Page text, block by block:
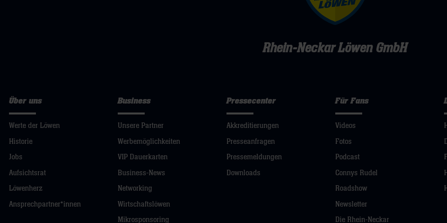
Rhein-Neckar Löwen GmbH
Über uns
Werte der Löwen
Historie
Jobs
Aufsichtsrat
Löwenherz
Ansprechpartner*innen
Business
Unsere Partner
Werbemöglichkeiten
VIP Dauerkarten
Business-News
Networking
Wirtschaftslöwen
Mikrosponsoring
Pressecenter
Akkreditierungen
Presseanfragen
Pressemeldungen
Downloads
Für Fans
Videos
Fotos
Podcast
Connys Rudel
Roadshow
Newsletter
Die Rhein-Neckar